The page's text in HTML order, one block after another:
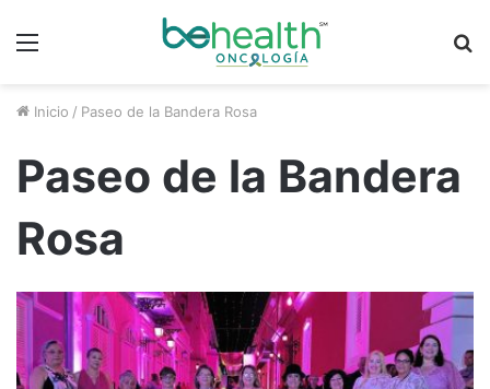
Inicio / Paseo de la Bandera Rosa
Paseo de la Bandera
Rosa